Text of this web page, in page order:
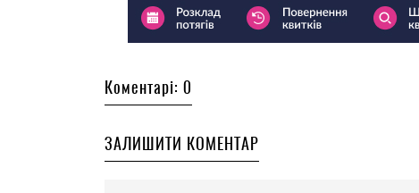
Коментарі: 0
ЗАЛИШИТИ КОМЕНТАР